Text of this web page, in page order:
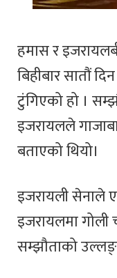
हमास र
बिहीबार सातौं
टुंगिएको हो ।
इजरायलले
बताएको थियो।
इजरायली सेनाले
इजरायलमा गोली
सम्झौताको